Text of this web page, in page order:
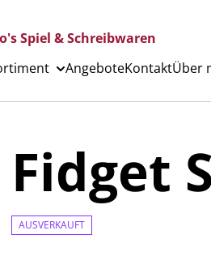
Spiel & Schreibwaren
AngeboteKontaktÜber
Fidget
AUSVERKAUFT